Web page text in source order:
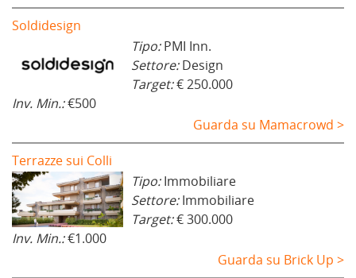
Soldidesign
Tipo:PMI Inn.
Settore:Design
Target:€ 250.000
Inv. Min.:€500
Guarda su Mamacrowd >
Terrazze sui Colli
Tipo:Immobiliare
Settore:Immobiliare
Target:€ 300.000
Inv. Min.:€1.000
Guarda su Brick Up >